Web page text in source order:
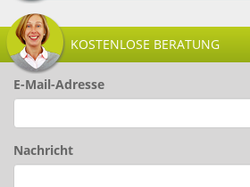
KOSTENLOSE BERATUNG
E-Mail-Adresse
Nachricht